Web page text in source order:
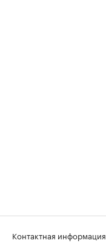
Контактная информация